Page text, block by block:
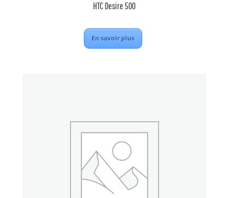
HTC Desire 500
En savoir plus